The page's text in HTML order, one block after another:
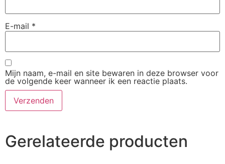
E-mail *
Mijn naam, e-mail en site bewaren in deze browser voor
de volgende keer wanneer ik een reactie plaats.
Gerelateerde producten